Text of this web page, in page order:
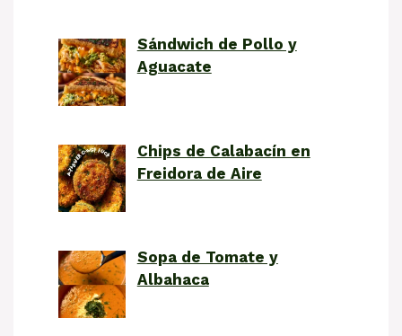
Sándwich de Pollo y
Aguacate
Chips de Calabacín en
Freidora de Aire
Sopa de Tomate y
Albahaca